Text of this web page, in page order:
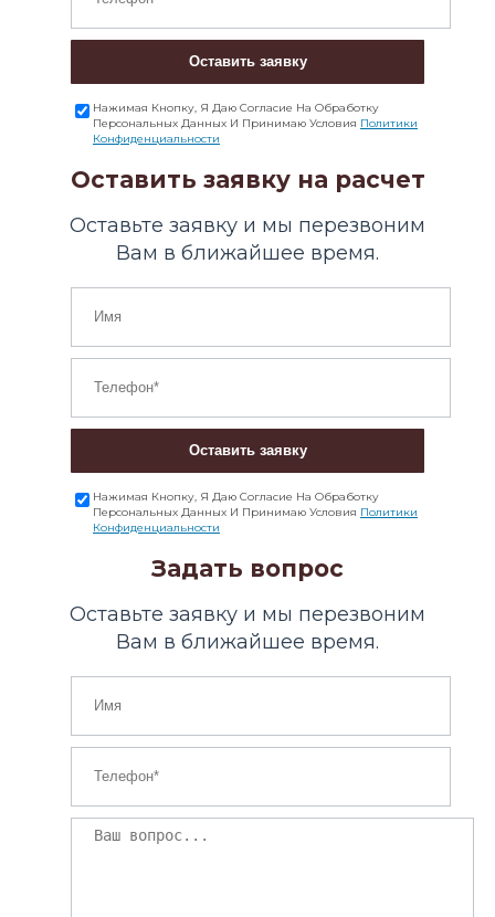
Оставить заявку
Нажимая Кнопку, Я Даю Согласие На Обработку
Персональных Данных И Принимаю Условия Политики
Конфиденциальности
Оставить заявку на расчет
Оставьте заявку и мы перезвоним
Вам в ближайшее время.
Оставить заявку
Нажимая Кнопку, Я Даю Согласие На Обработку
Персональных Данных И Принимаю Условия Политики
Конфиденциальности
Задать вопрос
Оставьте заявку и мы перезвоним
Вам в ближайшее время.